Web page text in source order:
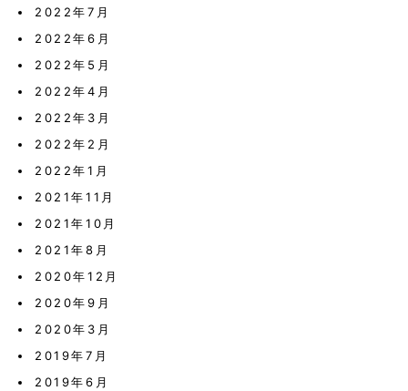
2022年7月
2022年6月
2022年5月
2022年4月
2022年3月
2022年2月
2022年1月
2021年11月
2021年10月
2021年8月
2020年12月
2020年9月
2020年3月
2019年7月
2019年6月